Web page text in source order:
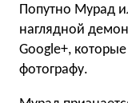
Попутно Мурад
наглядной
Google+,
фотографу.